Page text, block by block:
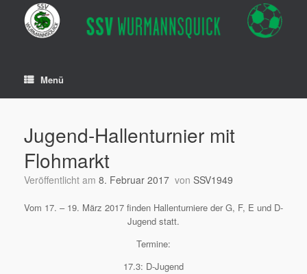
springen
Menü
Jugend-Hallenturnier mit
Flohmarkt
Veröffentlicht am 8. Februar 2017 von SSV1949
Vom 17. – 19. März 2017 finden Hallenturniere der G, F, E und D-
Jugend statt.
Termine:
17.3: D-Jugend